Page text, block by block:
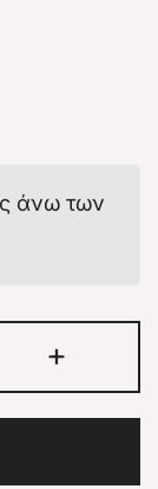
άνω των
+